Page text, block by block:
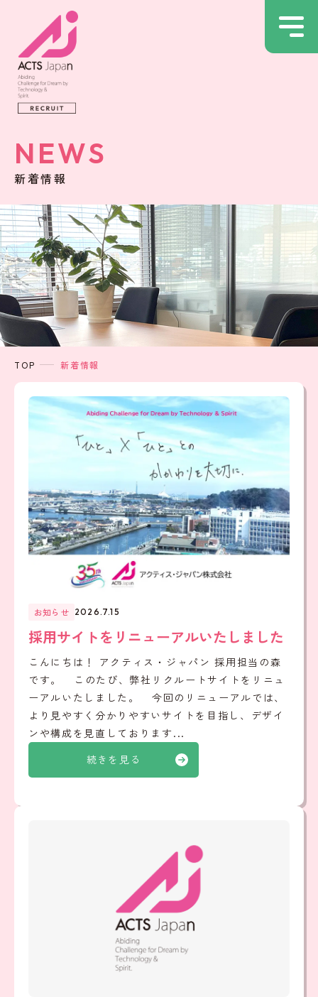
NEWS
新着情報
TOP 新着情報
続きを見る
お知らせ 2026.7.15
採用サイトをリニューアルいたしました
こんにちは！ アクティス・ジャパン 採用担当の森
です。 このたび、弊社リクルートサイトをリニュ
ーアルいたしました。 今回のリニューアルでは、
より見やすく分かりやすいサイトを目指し、デザイ
ンや構成を見直しております...